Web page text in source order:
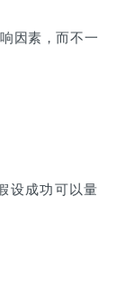
因素，而不一
设成功可以量